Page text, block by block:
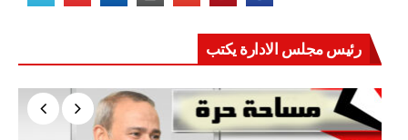
رئيس مجلس الادارة يكتب